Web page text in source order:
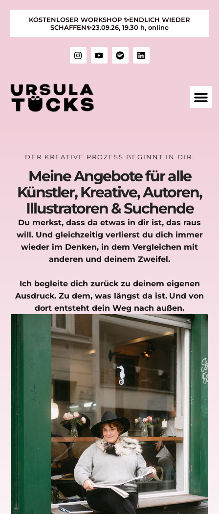
KOSTENLOSER WORKSHOP ✨ENDLICH WIEDER
SCHAFFEN✨23.09.26, 19.30 h, online
DER KREATIVE PROZESS BEGINNT IN DIR.
Meine Angebote für alle
Künstler, Kreative, Autoren,
Illustratoren & Suchende
Du merkst, dass da etwas in dir ist, das raus
will. Und gleichzeitig verlierst du dich immer
wieder im Denken, in dem Vergleichen mit
anderen und deinem Zweifel.
Ich begleite dich zurück zu deinem eigenen
Ausdruck. Zu dem, was längst da ist. Und von
dort entsteht dein Weg nach außen.